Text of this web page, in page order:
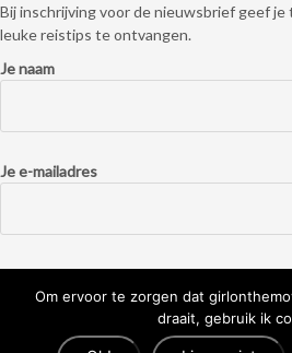
Bij inschrijving voor de nieuwsbrief geef je
leuke reistips te ontvangen.
Je naam
Je e-mailadres
Lees hier de privacyverklaring.
Om ervoor te zorgen dat
draait, gebruik ik